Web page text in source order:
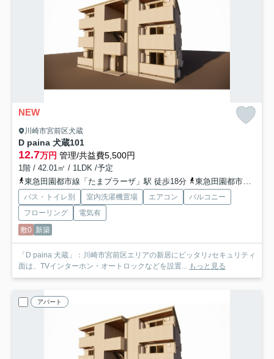
NEW
川崎市宮前区犬蔵
D paina 犬蔵101
12.7万円 管理/共益費5,500円
1階 / 42.01㎡ / 1LDK /予定
東急田園都市線「たまプラーザ」駅 徒歩18分
東急田園都市線「鷺沼」駅 徒歩25分
バス・トイレ別 室内洗濯機置場 エアコン
バルコニー
フローリング
電気有
敷0 新築
「D paina 犬蔵」：川崎市宮前区エリアの新居にピッタリ♪セキュリティ
面は、TVインターホン・オートロックなどを設置... もっと見る
アパート